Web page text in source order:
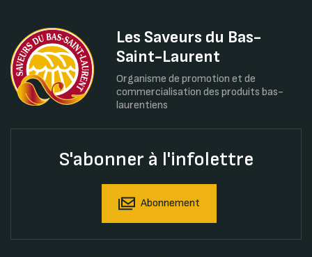
Les Saveurs du Bas-
Saint-Laurent
Organisme de promotion et de
commercialisation des produits bas-
laurentiens
S'abonner à l'infolettre
Abonnement